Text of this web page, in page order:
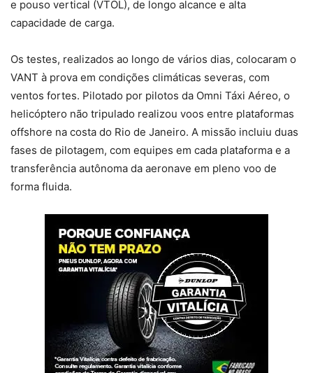
e pouso vertical (VTOL), de longo alcance e alta
capacidade de carga.
Os testes, realizados ao longo de vários dias, colocaram o
VANT à prova em condições climáticas severas, com
ventos fortes. Pilotado por pilotos da Omni Táxi Aéreo, o
helicóptero não tripulado realizou voos entre plataformas
offshore na costa do Rio de Janeiro. A missão incluiu duas
fases de pilotagem, com equipes em cada plataforma e a
transferência autônoma da aeronave em pleno voo de
forma fluida.